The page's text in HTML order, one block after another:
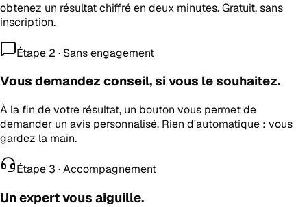
obtenez un résultat chiffré en deux minutes. Gratuit, sans
inscription.
Étape 2 · Sans engagement
Vous demandez conseil, si vous le souhaitez.
À la fin de votre résultat, un bouton vous permet de
demander un avis personnalisé. Rien d'automatique : vous
gardez la main.
Étape 3 · Accompagnement
Un expert vous aiguille.